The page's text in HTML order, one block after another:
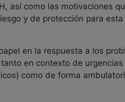
así como las motivaciones
y de protección para
en la respuesta a los
en contexto de
como de forma